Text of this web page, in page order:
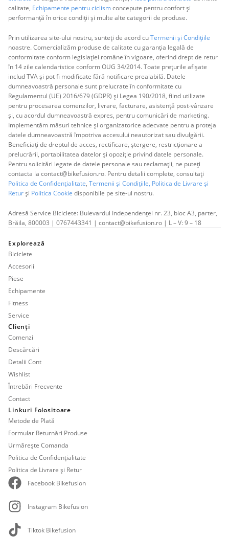
calitate, Echipamente pentru ciclismconcepute pentru confort și
performanță în orice condiții și multe alte categorii de produse.
Prin utilizarea site-ului nostru, sunteți de acord cuTermenii și Condițiile
noastre. Comercializăm produse de calitate cu garanția legală de
conformitate conform legislației române în vigoare, oferind drept de retur
în 14 zile calendaristice conform OUG 34/2014. Toate prețurile afișate
includ TVA și pot fi modificate fără notificare prealabilă. Datele
dumneavoastră personale sunt prelucrate în conformitate cu
Regulamentul (UE) 2016/679 (GDPR) și Legea 190/2018, fiind utilizate
pentru procesarea comenzilor, livrare, facturare, asistență post-vânzare
și, cu acordul dumneavoastră expres, pentru comunicări de marketing.
Implementăm măsuri tehnice și organizatorice adecvate pentru a proteja
datele dumneavoastră împotriva accesului neautorizat sau divulgării.
Beneficiați de dreptul de acces, rectificare, ștergere, restricționare a
prelucrării, portabilitatea datelor și opoziție privind datele personale.
Pentru solicitări legate de datele personale sau reclamații, ne puteți
contacta la contact@bikefusion.ro. Pentru detalii complete, consultați
Politica de Confidențialitate, Termenii și Condițiile, Politica de Livrare și
Returși Politica Cookie disponibile pe site-ul nostru.
Adresă Service Biciclete: Bulevardul Independenței nr. 23, bloc A3, parter,
Brăila, 800003 | 0767443341 | contact@bikefusion.ro | L – V: 9 – 18
Explorează
Biciclete
Accesorii
Piese
Echipamente
Fitness
Service
Clienți
Comenzi
Descărcări
Detalii Cont
Wishlist
Întrebări Frecvente
Contact
Linkuri Folositoare
Metode de Plată
Formular Returnări Produse
Urmărește Comanda
Politica de Confidențialitate
Politica de Livrare și Retur
Facebook Bikefusion
Instagram Bikefusion
Tiktok Bikefusion